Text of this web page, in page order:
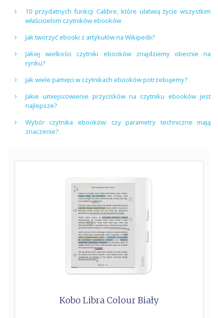
10 przydatnych funkcji Calibre, które ułatwią życie wszystkim
właścicielom czytników ebooków
Jak tworzyć ebooki z artykułów na Wikipedii?
Jakiej wielkości czytniki ebooków znajdziemy obecnie na
rynku?
Jak wiele pamięci w czytnikach ebooków potrzebujemy?
Jakie umiejscowienie przycisków na czytniku ebooków jest
najlepsze?
Wybór czytnika ebooków: czy parametry techniczne mają
znaczenie?
Kobo Libra Colour Biały